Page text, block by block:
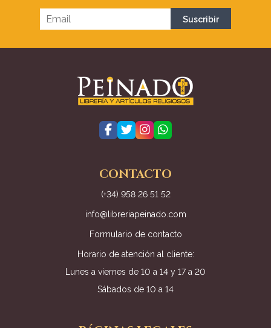
CONTACTO
(+34) 958 26 51 52
info@libreriapeinado.com
Formulario de contacto
Horario de atención al cliente:
Lunes a viernes de 10 a 14 y 17 a 20
Sábados de 10 a 14